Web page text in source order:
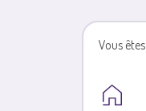
Vous